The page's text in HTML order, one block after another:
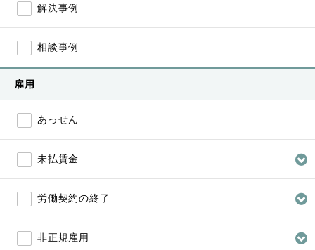
解決事例
相談事例
雇用
あっせん
未払賃金
労働契約の終了
非正規雇用